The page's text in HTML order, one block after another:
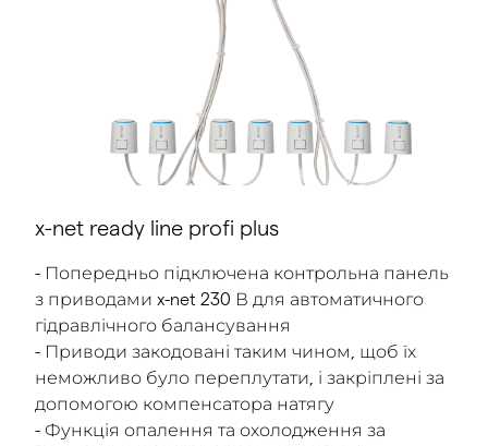
x-net ready line profi plus
- Попередньо підключена контрольна панель
з приводами x-net 230 В для автоматичного
гідравлічного балансування
- Приводи закодовані таким чином, щоб їх
неможливо було переплутати, і закріплені за
допомогою компенсатора натягу
- Функція опалення та охолодження за